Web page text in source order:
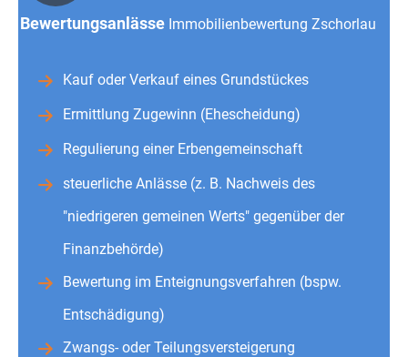
Bewertungsanlässe Immobilienbewertung Zschorlau
Kauf oder Verkauf eines Grundstückes
Ermittlung Zugewinn (Ehescheidung)
Regulierung einer Erbengemeinschaft
steuerliche Anlässe (z. B. Nachweis des
"niedrigeren gemeinen Werts" gegenüber der
Finanzbehörde)
Bewertung im Enteignungsverfahren (bspw.
Entschädigung)
Zwangs- oder Teilungsversteigerung